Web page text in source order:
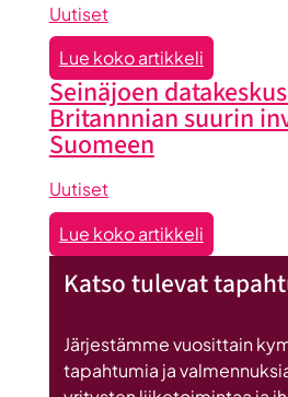
hyödyt
ryhmän
tuesta
Uutiset
Lue koko artikkeli:
Maailma
löysi
Seinäjoen
Seinäjoen
Britannnian suurin
Suomeen
Uutiset
Lue koko artikkeli:
Seinäjoen
suurin
investointi
Katso tulevat
Järjestämme vuosittain
tapahtumia ja